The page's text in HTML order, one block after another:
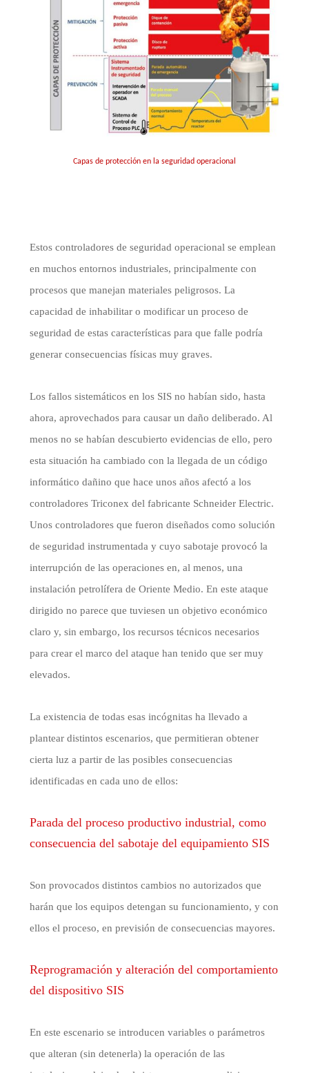
Capas de protección en la seguridad operacional
Estos controladores de seguridad operacional se emplean
en muchos entornos industriales, principalmente con
procesos que manejan materiales peligrosos. La
capacidad de inhabilitar o modificar un proceso de
seguridad de estas características para que falle podría
generar consecuencias físicas muy graves.
Los fallos sistemáticos en los SIS no habían sido, hasta
ahora, aprovechados para causar un daño deliberado. Al
menos no se habían descubierto evidencias de ello, pero
esta situación ha cambiado con la llegada de un código
informático dañino que hace unos años afectó a los
controladores Triconex del fabricante Schneider Electric.
Unos controladores que fueron diseñados como solución
de seguridad instrumentada y cuyo sabotaje provocó la
interrupción de las operaciones en, al menos, una
instalación petrolífera de Oriente Medio. En este ataque
dirigido no parece que tuviesen un objetivo económico
claro y, sin embargo, los recursos técnicos necesarios
para crear el marco del ataque han tenido que ser muy
elevados.
La existencia de todas esas incógnitas ha llevado a
plantear distintos escenarios, que permitieran obtener
cierta luz a partir de las posibles consecuencias
identificadas en cada uno de ellos:
Parada del proceso productivo industrial, como
consecuencia del sabotaje del equipamiento SIS
Son provocados distintos cambios no autorizados que
harán que los equipos detengan su funcionamiento, y con
ellos el proceso, en previsión de consecuencias mayores.
Reprogramación y alteración del comportamiento
del dispositivo SIS
En este escenario se introducen variables o parámetros
que alteran (sin detenerla) la operación de las